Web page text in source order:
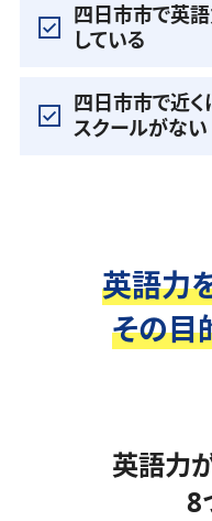
四日市市で英
している
四日市市で近く
スクールがない
英語力
その目
英語力
8